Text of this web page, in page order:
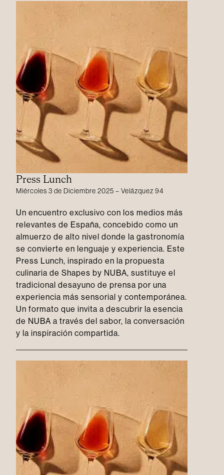
Press Lunch
Miércoles 3 de Diciembre 2025 – Velázquez 94
Un encuentro exclusivo con los medios más
relevantes de España, concebido como un
almuerzo de alto nivel donde la gastronomía
se convierte en lenguaje y experiencia. Este
Press Lunch, inspirado en la propuesta
culinaria de Shapes by NUBA, sustituye el
tradicional desayuno de prensa por una
experiencia más sensorial y contemporánea.
Un formato que invita a descubrir la esencia
de NUBA a través del sabor, la conversación
y la inspiración compartida.